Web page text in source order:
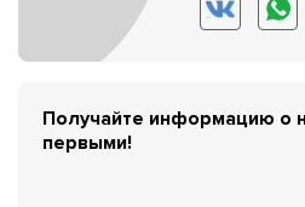
Получайте информацию о
первыми!